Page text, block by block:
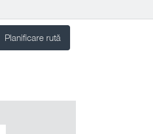
Planificare rută